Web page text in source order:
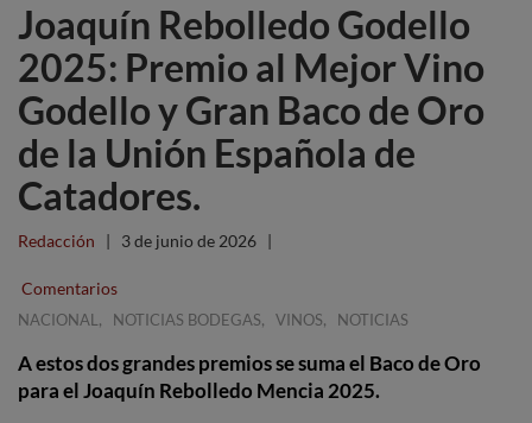
Joaquín Rebolledo Godello
2025: Premio al Mejor Vino
Godello y Gran Baco de Oro
de la Unión Española de
Catadores.
Redacción | 3 de junio de 2026 |
Comentarios
NACIONAL , NOTICIAS BODEGAS, VINOS, NOTICIAS
A estos dos grandes premios se suma el Baco de Oro
para el Joaquín Rebolledo Mencia 2025.